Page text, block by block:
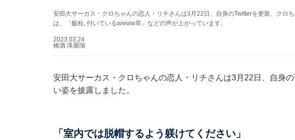
安田大サーカス・クロちゃんの恋人・リチさんは3月22日、自身のTwitterを更新。クロ
は、「飯粒､付いているwwww草」などの声が上がっています。
2023.03.24
橋酒 瑛麗瑠
安田大サーカス・クロちゃんの恋人・リチさんは3月22日、自身
い姿を披露しました。
「室内では脱帽するよう躾けてください」